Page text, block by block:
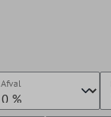
Afval